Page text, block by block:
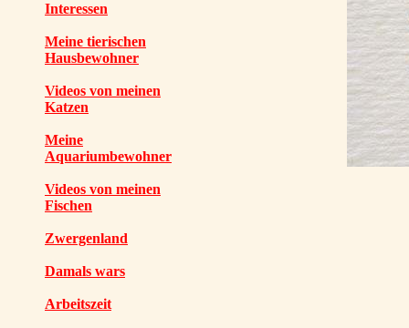
Interessen
Meine tierischen
Hausbewohner
Videos von meinen
Katzen
Meine
Aquariumbewohner
Videos von meinen
Fischen
Zwergenland
Damals wars
Arbeitszeit